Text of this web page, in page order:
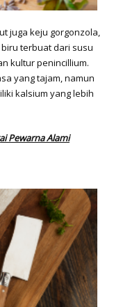
juga keju gorgonzola,
terbuat dari susu
kultur penincillium.
yang tajam, namun
kalsium yang lebih
Pewarna Alami